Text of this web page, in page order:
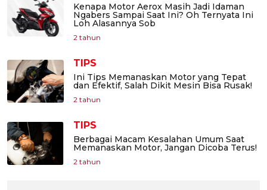
Kenapa Motor Aerox Masih Jadi Idaman
Ngabers Sampai Saat Ini? Oh Ternyata Ini
Loh Alasannya Sob
2 tahun
TIPS
Ini Tips Memanaskan Motor yang Tepat
dan Efektif, Salah Dikit Mesin Bisa Rusak!
2 tahun
TIPS
Berbagai Macam Kesalahan Umum Saat
Memanaskan Motor, Jangan Dicoba Terus!
2 tahun